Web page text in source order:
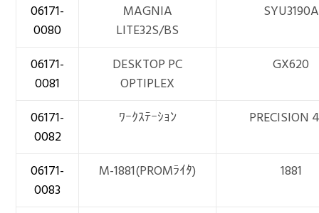
06171-
0080
MAGNIA
LITE32S/BS
SYU3190A
06171-
0081
DESKTOP PC
OPTIPLEX
GX620
06171-
0082
ﾜｰｸｽﾃｰｼｮﾝ PRECISION
06171-
0083
M-1881(PROMﾗｲﾀ) 1881